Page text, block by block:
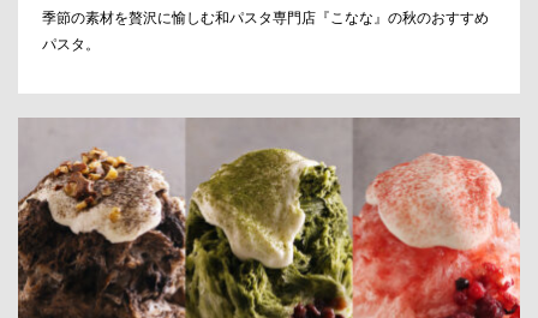
季節の素材を贅沢に愉しむ和パスタ専門店『こなな』の秋のおすすめ
パスタ。